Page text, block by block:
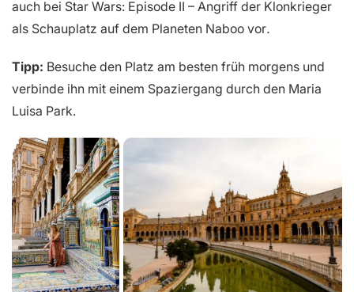
auch bei Star Wars: Episode II – Angriff der Klonkrieger
als Schauplatz auf dem Planeten Naboo vor.
Tipp: Besuche den Platz am besten früh morgens und
verbinde ihn mit einem Spaziergang durch den Maria
Luisa Park.